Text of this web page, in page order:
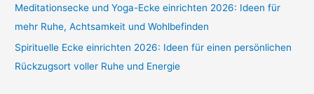
Meditationsecke und Yoga-Ecke einrichten 2026: Ideen für
mehr Ruhe, Achtsamkeit und Wohlbefinden
Spirituelle Ecke einrichten 2026: Ideen für einen persönlichen
Rückzugsort voller Ruhe und Energie